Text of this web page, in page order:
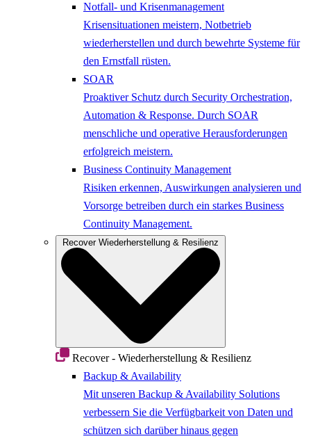
Notfall- und Krisenmanagement
Krisensituationen meistern, Notbetrieb
wiederherstellen und durch bewehrte Systeme für
den Ernstfall rüsten.
SOAR
Proaktiver Schutz durch Security Orchestration,
Automation & Response. Durch SOAR
menschliche und operative Herausforderungen
erfolgreich meistern.
Business Continuity Management
Risiken erkennen, Auswirkungen analysieren und
Vorsorge betreiben durch ein starkes Business
Continuity Management.
Recover Wiederherstellung & Resilienz
Recover - Wiederherstellung & Resilienz
Backup & Availability
Mit unseren Backup & Availability Solutions
verbessern Sie die Verfügbarkeit von Daten und
schützen sich darüber hinaus gegen